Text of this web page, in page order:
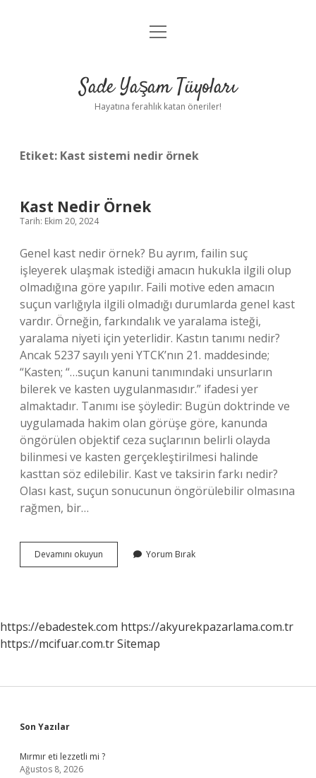
Anasayfa
Yasal Uyarı
menüyü
Sade Yaşam Tüyoları
Hayatına ferahlık katan öneriler!
Etiket: Kast sistemi nedir örnek
Kast Nedir Örnek
Tarih: Ekim 20, 2024
Genel kast nedir örnek? Bu ayrım, failin suç
işleyerek ulaşmak istediği amacın hukukla ilgili olup
olmadığına göre yapılır. Faili motive eden amacın
suçun varlığıyla ilgili olmadığı durumlarda genel kast
vardır. Örneğin, farkındalık ve yaralama isteği,
yaralama niyeti için yeterlidir. Kastın tanımı nedir?
Ancak 5237 sayılı yeni YTCK’nın 21. maddesinde;
“Kasten; “…suçun kanuni tanımındaki unsurların
bilerek ve kasten uygulanmasıdır.” ifadesi yer
almaktadır. Tanımı ise şöyledir: Bugün doktrinde ve
uygulamada hakim olan görüşe göre, kanunda
öngörülen objektif ceza suçlarının belirli olayda
bilinmesi ve kasten gerçekleştirilmesi halinde
kasttan söz edilebilir. Kast ve taksirin farkı nedir?
Olası kast, suçun sonucunun öngörülebilir olmasına
rağmen, bir…
Devamını okuyun
Nedir
Yorum Bırak
https://ebadestek.com https://akyurekpazarlama.com.tr
https://mcifuar.com.trSitemap
Sidebar
Son Yazılar
Mırmır eti lezzetli mi ?
Ağustos 8, 2026